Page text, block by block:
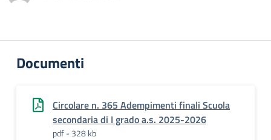
Documenti
Circolare n. 365 Adempimenti finali Scuola
secondaria di I grado a.s. 2025-2026
pdf - 328 kb